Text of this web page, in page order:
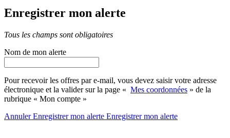
Enregistrer mon alerte
Tous les champs sont obligatoires
Nom de mon alerte
Pour recevoir les offres par e-mail, vous devez saisir votre adresse
électronique et la valider sur la page « Mes coordonnées » de la
rubrique « Mon compte »
AnnulerEnregistrer mon alerte Enregistrermon alerte